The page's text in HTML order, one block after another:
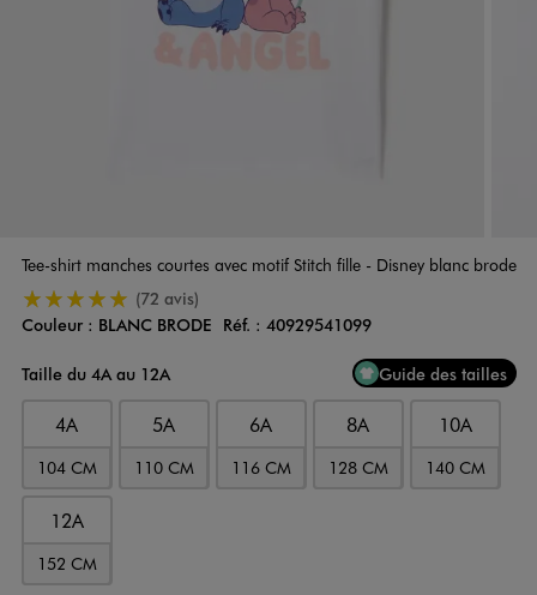
Tee-shirt manches courtes avec motif Stitch fille - Disney blanc brode
5/5 de moyenne(72 avis)
Couleur
Couleur : BLANC BRODE Réf. : 40929541099
Taille du 4A au 12A
Guide des tailles
4A
104 CM
5A
110 CM
6A
116 CM
8A
128 CM
10A
140 CM
12A
152 CM